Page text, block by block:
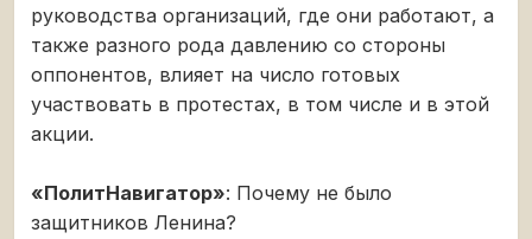
руководства организаций, где они работают, а
также разного рода давлению со стороны
оппонентов, влияет на число готовых
участвовать в протестах, в том числе и в этой
акции.
«ПолитНавигатор»: Почему не было
защитников Ленина?